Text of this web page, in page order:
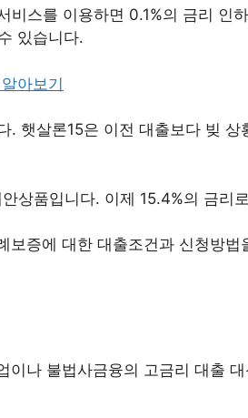
스를 이용하면 0.1%의 금리 인
있습니다.
햇살론15은 이전 대출보다 빚 상
상품입니다. 이제 15.4%의 금리
증에 대한 대출조건과 신청방법
나 불법사금융의 고금리 대출